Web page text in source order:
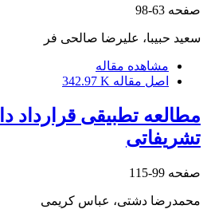
صفحه 63-98
سعید حبیبا، علیرضا صالحی فر
مشاهده مقاله
اصل مقاله 342.97 K
مطالعه تطبیقی قرارداد
تشریفاتی
صفحه 99-115
محمدرضا دشتی، عباس کریمی